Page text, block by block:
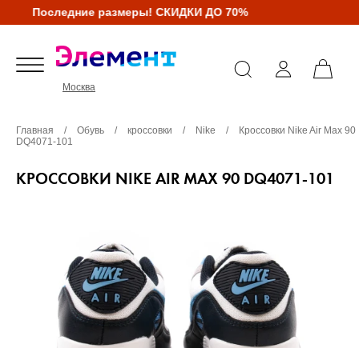
Последние размеры! СКИДКИ ДО 70%
Москва
Главная / Обувь / кроссовки / Nike /
Кроссовки Nike Air Max 90
DQ4071-101
КРОССОВКИ NIKE AIR MAX 90 DQ4071-101